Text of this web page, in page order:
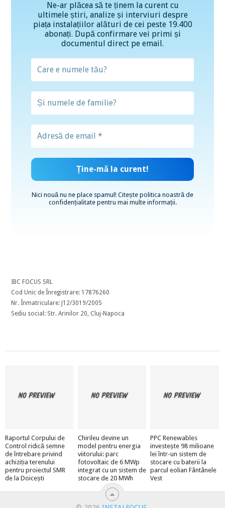
Ne-ar plăcea să te ținem la curent cu
ultimele știri, analize și interviuri despre
piața instalațiilor alături de cei peste 19.400
abonați. După confirmare vei primi și
documentul direct pe email.
Nici nouă nu ne place spamul! Citește politica noastră de
confidențialitatepentru mai multe informații.
IBC FOCUS SRL
Cod Unic de Înregistrare: 17876260
Nr. Înmatriculare: J12/3019/2005
Sediu social: Str. Arinilor 20, Cluj-Napoca
Raportul Corpului de
Control ridică semne
de întrebare privind
achiziția terenului
pentru proiectul SMR
de la Doicești
Chirileu devine un
model pentru energia
viitorului: parc
fotovoltaic de 6 MWp
integrat cu un sistem de
stocare de 20 MWh
PPC Renewables
investește 98 milioane
lei într-un sistem de
stocare cu baterii la
parcul eolian Fântânele
Vest